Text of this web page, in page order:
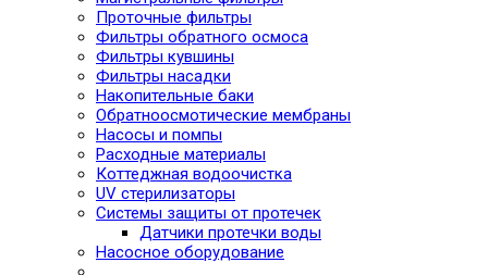
Проточные фильтры
Фильтры обратного осмоса
Фильтры кувшины
Фильтры насадки
Накопительные баки
Обратноосмотические мембраны
Насосы и помпы
Расходные материалы
Коттеджная водоочистка
UV стерилизаторы
Системы защиты от протечек
Датчики протечки воды
Насосное оборудование